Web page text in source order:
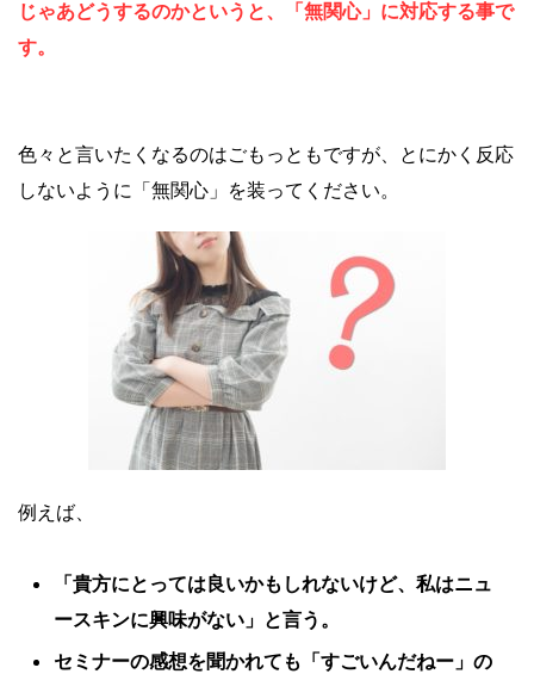
じゃあどうするのかというと、「無関心」に対応する事で
す。
色々と言いたくなるのはごもっともですが、とにかく反応
しないように「無関心」を装ってください。
例えば、
「貴方にとっては良いかもしれないけど、私はニュ
ースキンに興味がない」と言う。
セミナーの感想を聞かれても「すごいんだねー」の